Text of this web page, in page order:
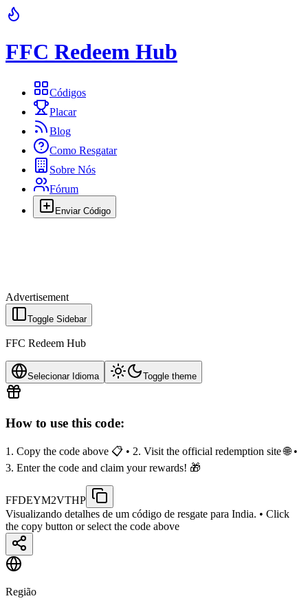
FFC Redeem Hub
Códigos
Placar
Blog
Como Resgatar
Sobre Nós
Fórum
Enviar Código
Advertisement
Toggle Sidebar
FFC Redeem Hub
Selecionar Idioma Toggle theme
How to use this code:
1. Copy the code above 📋 • 2. Visit the official redemption site 🌐 •
3. Enter the code and claim your rewards! 🎁
FFDEYM2VTHP
Visualizando detalhes de um código de resgate para India. • Click
the copy button or select the code above
Região